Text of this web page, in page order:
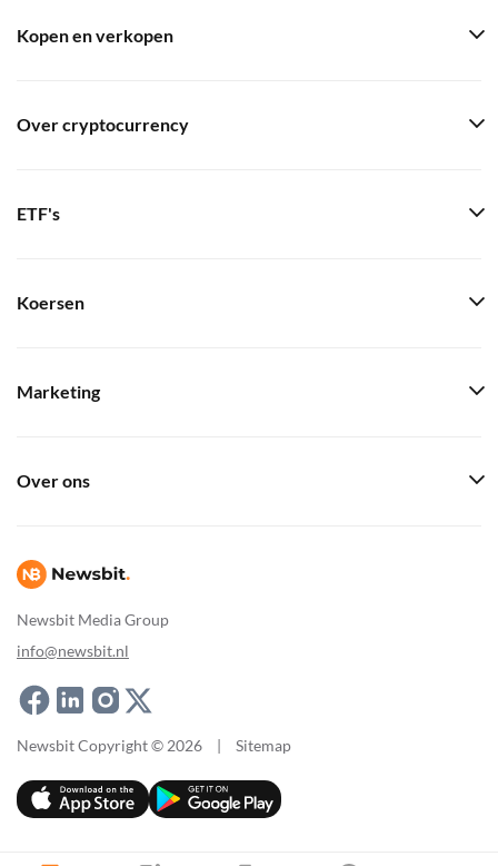
Newsbit Media Group
info@newsbit.nl
Kopen en verkopen
Over cryptocurrency
ETF's
Koersen
Marketing
Over ons
Newsbit Copyright © 2026 | Sitemap